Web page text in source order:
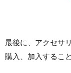
最後に、アクセサ
購入、加入するこ